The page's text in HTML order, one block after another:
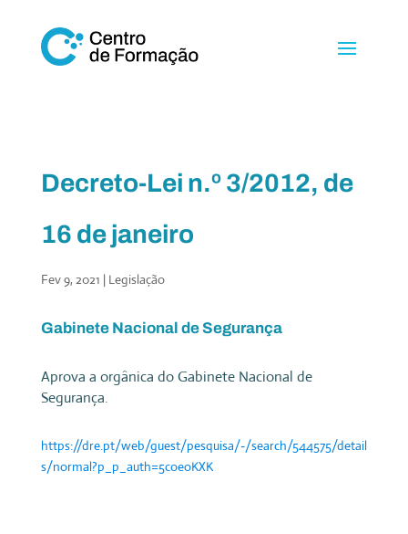
Decreto-Lei n.º 3/2012, de
16 de janeiro
Fev 9, 2021 | Legislação
Gabinete Nacional de Segurança
Aprova a orgânica do Gabinete Nacional de
Segurança.
https://dre.pt/web/guest/pesquisa/-/search/544575/detail
s/normal?p_p_auth=5coeoKXK